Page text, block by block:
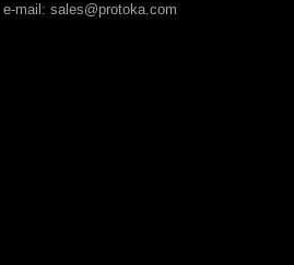
e-mail: sales@protoka.com